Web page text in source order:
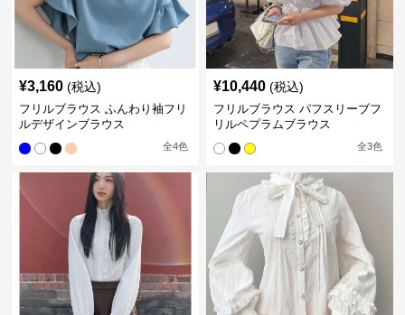
¥3,160 (税込)
フリルブラウス ふんわり袖フリ
ルデザインブラウス
全4色
¥10,440 (税込)
フリルブラウス パフスリーブフ
リルペプラムブラウス
全3色